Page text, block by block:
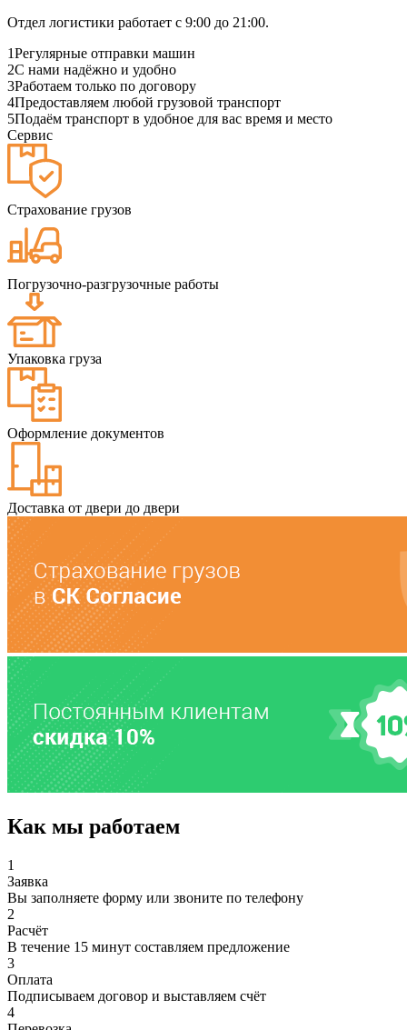
Отдел логистики работает с 9:00 до 21:00.
1Регулярные отправки машин
2С нами надёжно и удобно
3Работаем только по договору
4Предоставляем любой грузовой транспорт
5Подаём транспорт в удобное для вас время и место
Сервис
Страхование грузов
Погрузочно-разгрузочные работы
Упаковка груза
Оформление документов
Доставка от двери до двери
Как мы работаем
1
Заявка
Вы заполняете форму или звоните по телефону
2
Расчёт
В течение 15 минут составляем предложение
3
Оплата
Подписываем договор и выставляем счёт
4